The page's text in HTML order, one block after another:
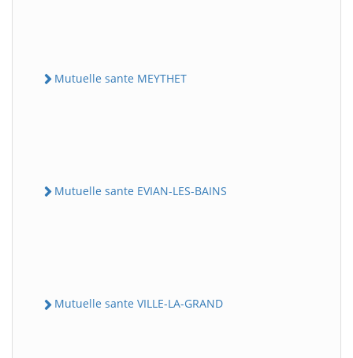
Mutuelle sante MEYTHET
Mutuelle sante EVIAN-LES-BAINS
Mutuelle sante VILLE-LA-GRAND